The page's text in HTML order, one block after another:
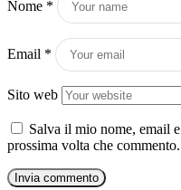
Nome *
Email *
Sito web
Salva il mio nome, email
prossima volta che commento.